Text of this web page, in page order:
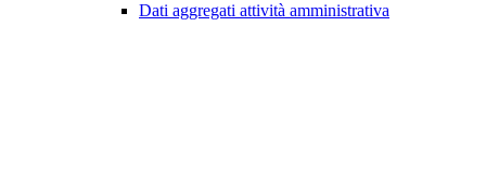
Dati aggregati attività amministrativa